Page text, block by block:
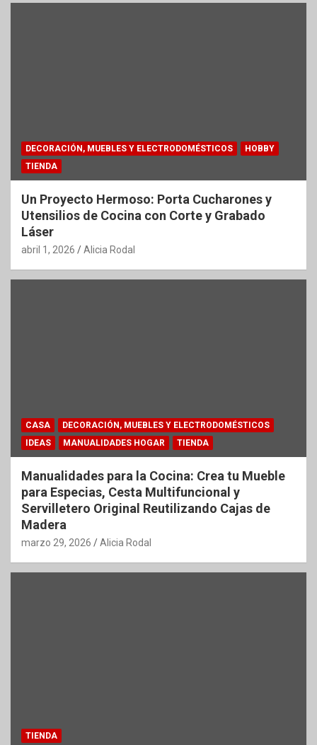
DECORACIÓN, MUEBLES Y ELECTRODOMÉSTICOS
HOBBY
TIENDA
Un Proyecto Hermoso: Porta Cucharones y
Utensilios de Cocina con Corte y Grabado
Láser
abril 1, 2026 Alicia Rodal
CASA
DECORACIÓN, MUEBLES Y ELECTRODOMÉSTICOS
IDEAS
MANUALIDADES HOGAR TIENDA
Manualidades para la Cocina: Crea tu Mueble
para Especias, Cesta Multifuncional y
Servilletero Original Reutilizando Cajas de
Madera
marzo 29, 2026 Alicia Rodal
TIENDA